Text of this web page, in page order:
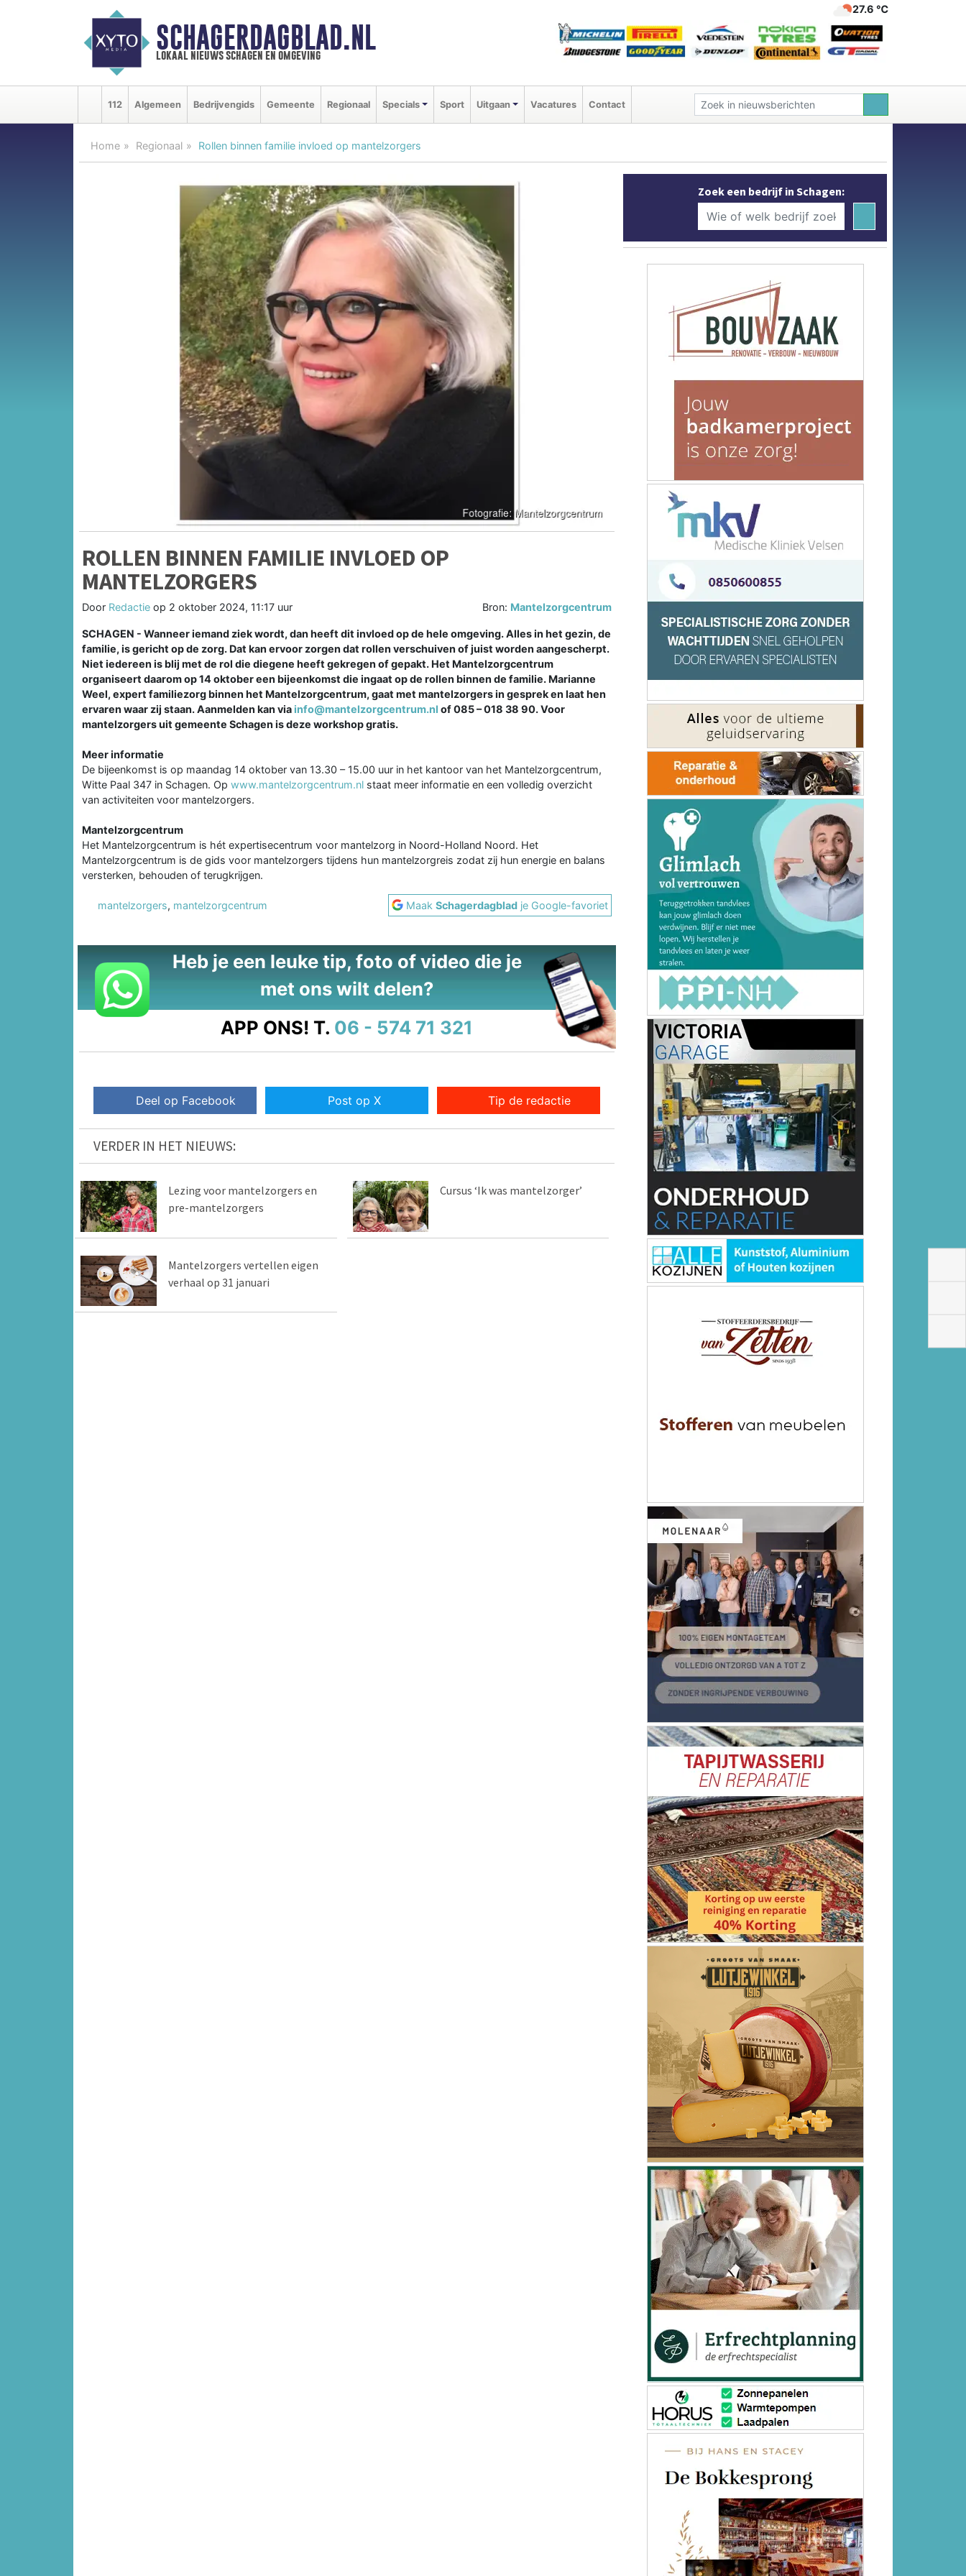
SCHAGERDAGBLAD.NL
lokaal nieuws schagen en omgeving
27.6 ℃
112 Algemeen Bedrijvengids Gemeente Regionaal Specials Sport Uitgaan Vacatures Contact
Home Regionaal Rollen binnen familie invloed op mantelzorgers
ROLLEN BINNEN FAMILIE INVLOED OP
MANTELZORGERS
Door Redactie op 2 oktober 2024, 11:17 uur Bron: Mantelzorgcentrum
SCHAGEN - Wanneer iemand ziek wordt, dan heeft dit invloed op de hele omgeving. Alles in het gezin, de
familie, is gericht op de zorg. Dat kan ervoor zorgen dat rollen verschuiven of juist worden aangescherpt.
Niet iedereen is blij met de rol die diegene heeft gekregen of gepakt. Het Mantelzorgcentrum
organiseert daarom op 14 oktober een bijeenkomst die ingaat op de rollen binnen de familie. Marianne
Weel, expert familiezorg binnen het Mantelzorgcentrum, gaat met mantelzorgers in gesprek en laat hen
ervaren waar zij staan. Aanmelden kan viainfo@mantelzorgcentrum.nl of 085 – 018 38 90. Voor
mantelzorgers uit gemeente Schagen is deze workshop gratis.
Meer informatie
De bijeenkomst is op maandag 14 oktober van 13.30 – 15.00 uur in het kantoor van het Mantelzorgcentrum,
Witte Paal 347 in Schagen. Op www.mantelzorgcentrum.nl staat meer informatie en een volledig overzicht
van activiteiten voor mantelzorgers.
Mantelzorgcentrum
Het Mantelzorgcentrum is hét expertisecentrum voor mantelzorg in Noord-Holland Noord. Het
Mantelzorgcentrum is de gids voor mantelzorgers tijdens hun mantelzorgreis zodat zij hun energie en balans
versterken, behouden of terugkrijgen.
mantelzorgers, mantelzorgcentrum MaakSchagerdagblad je Google-favoriet
Heb je een leuke tip, foto of video die je
met ons wilt delen?
APP ONS! T. 06 - 574 71 321
Deel op Facebook Post op X Tip de redactie
VERDER IN HET NIEUWS:
Lezing voor mantelzorgers en
pre-mantelzorgers
Cursus ‘Ik was mantelzorger’
Mantelzorgers vertellen eigen
verhaal op 31 januari
Zoek een bedrijf in Schagen: